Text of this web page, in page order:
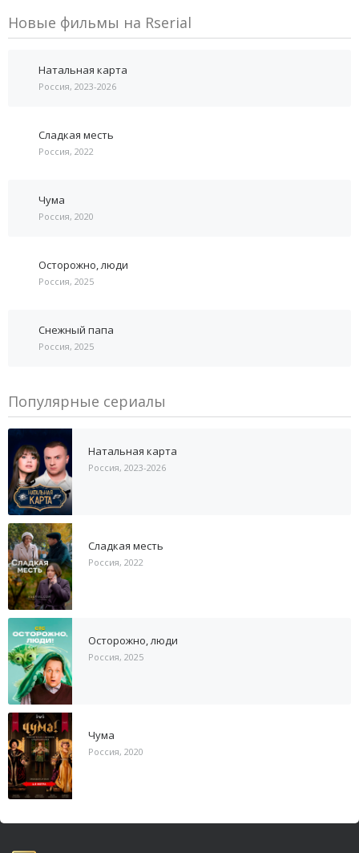
Новые фильмы на Rserial
Натальная карта
Россия, 2023-2026
Сладкая месть
Россия, 2022
Чума
Россия, 2020
Осторожно, люди
Россия, 2025
Снежный папа
Россия, 2025
Популярные сериалы
Натальная карта
Россия, 2023-2026
Сладкая месть
Россия, 2022
Осторожно, люди
Россия, 2025
Чума
Россия, 2020